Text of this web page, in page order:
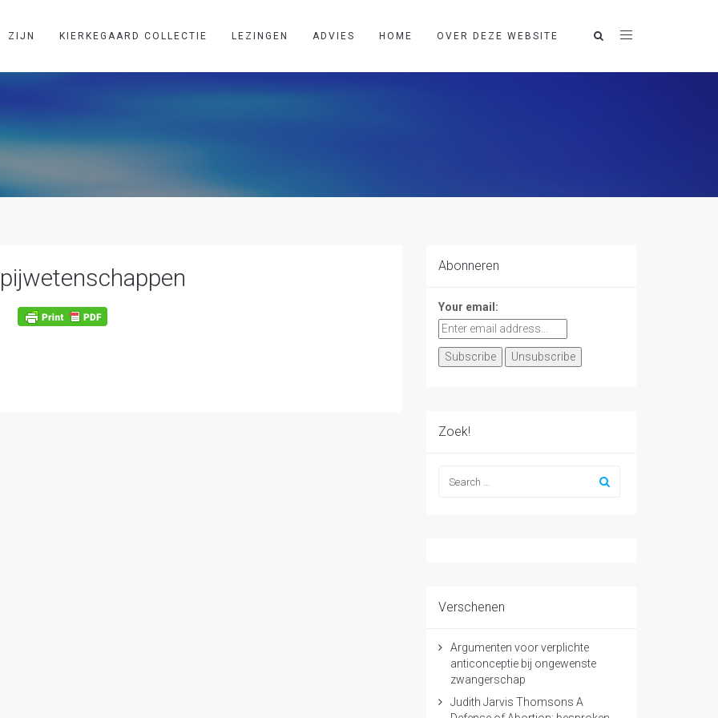
ZIJN KIERKEGAARD COLLECTIE LEZINGEN ADVIES HOME OVER DEZE WEBSITE
Abonneren
Your email:
Zoek!
Verschenen
Argumenten voor verplichte
anticonceptie bij ongewenste
zwangerschap
Judith Jarvis Thomsons A